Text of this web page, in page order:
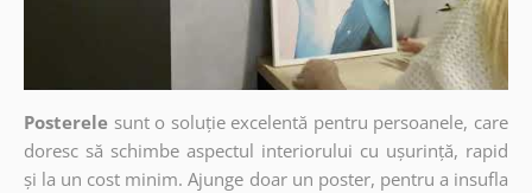
Posterele sunt o soluție excelentă pentru persoanele, care
doresc să schimbe aspectul interiorului cu ușurință, rapid
și la un cost minim. Ajunge doar un poster, pentru a insufla